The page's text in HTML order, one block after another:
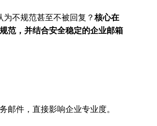
为不规范甚至不被回复？核心在
范，并结合安全稳定的企业邮箱
邮件，直接影响企业专业度。